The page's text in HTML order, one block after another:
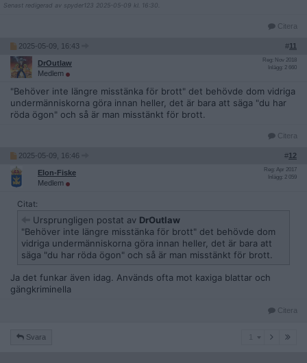
Senast redigerad av spyder123 2025-05-09 kl. 16:30.
Citera
2025-05-09, 16:43 #11
DrOutlaw
Medlem
Reg: Nov 2018
Inlägg: 2 660
"Behöver inte längre misstänka för brott" det behövde dom vidriga
undermänniskorna göra innan heller, det är bara att säga "du har
röda ögon" och så är man misstänkt för brott.
Citera
2025-05-09, 16:46 #12
Elon-Fiske
Medlem
Reg: Apr 2017
Inlägg: 2 059
Citat:
Ursprungligen postat av DrOutlaw
"Behöver inte längre misstänka för brott" det behövde dom
vidriga undermänniskorna göra innan heller, det är bara att
säga "du har röda ögon" och så är man misstänkt för brott.
Ja det funkar även idag. Används ofta mot kaxiga blattar och
gängkriminella
Citera
Svara